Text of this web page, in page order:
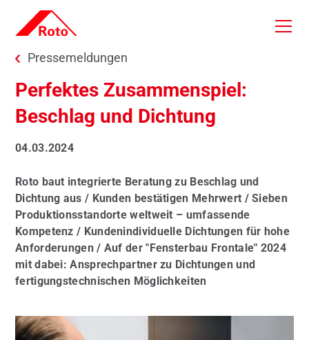
Skip to main content
You are here:
Pressemeldungen
Perfektes Zusammenspiel:
Beschlag und Dichtung
04.03.2024
Roto baut integrierte Beratung zu Beschlag und
Dichtung aus / Kunden bestätigen Mehrwert / Sieben
Produktionsstandorte weltweit – umfassende
Kompetenz / Kundenindividuelle Dichtungen für hohe
Anforderungen / Auf der "Fensterbau Frontale" 2024
mit dabei: Ansprechpartner zu Dichtungen und
fertigungstechnischen Möglichkeiten